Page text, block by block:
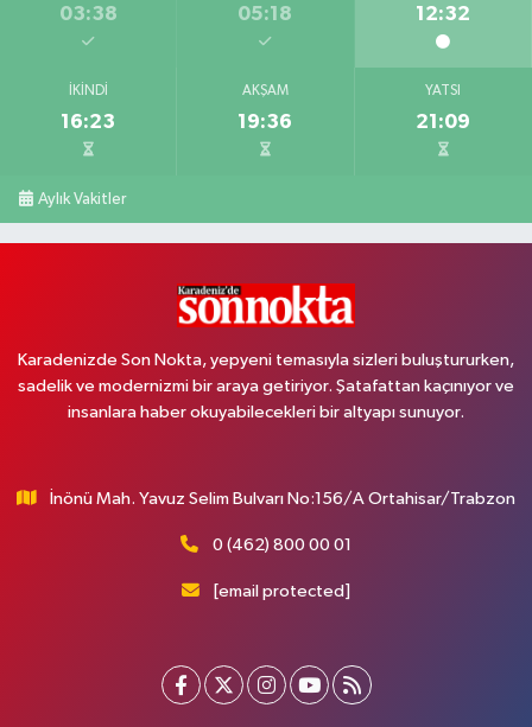
03:38 05:18 12:32
İKINDI
16:23
AKŞAM
19:36
YATSI
21:09
Aylık Vakitler
Karadenizde Son Nokta, yepyeni temasıyla sizleri buluştururken,
sadelik ve modernizmi bir araya getiriyor. Şatafattan kaçınıyor ve
insanlara haber okuyabilecekleri bir altyapı sunuyor.
İnönü Mah. Yavuz Selim Bulvarı No:156/A Ortahisar/Trabzon
0 (462) 800 00 01
[email protected]